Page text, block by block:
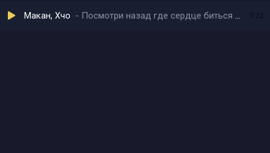
Макан, Хчо Посмотри назад где сердце биться перестало 3:22